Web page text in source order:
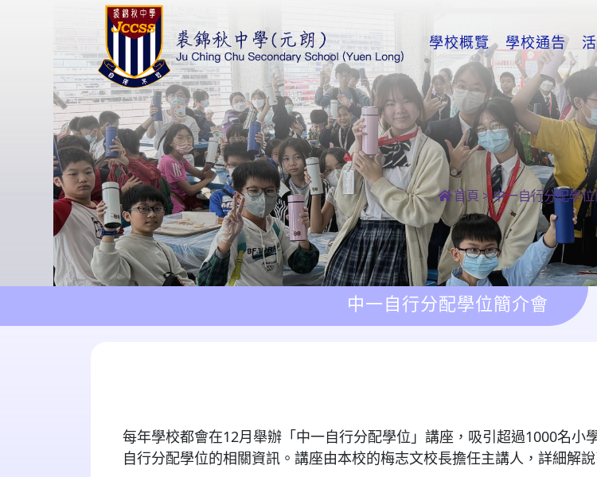
學校概覽 學校通告
首頁 >中一自行分配學
中一自行分配學位簡介會
每年學校都會在12月舉辦「中一自行分配學位」講座，吸引超過1000名
自行分配學位的相關資訊。講座由本校的梅志文校長擔任主講人，詳細解